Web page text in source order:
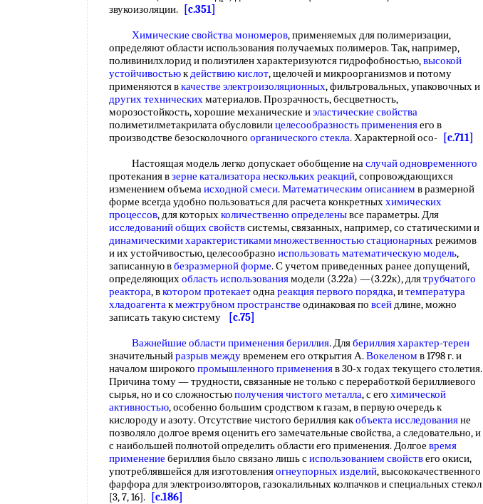
звукоизоляции.
[c.351]
Химические свойства мономеров, применяемых для полимеризации,
определяют области использования получаемых полимеров. Так, например,
поливинилхлорид и полиэтилен характеризуются гидрофобностью,высокой
устойчивостьюкдействию кислот, щелочей и микроорганизмов и потому
применяются вкачестве электроизоляционных, фильтровальных, упаковочных и
других техническихматериалов. Прозрачность, бесцветность,
морозостойкость, хорошие механические иэластические свойства
полиметилметакрилата обусловилицелесообразность примененияего в
производстве безосколочного органического стекла. Характерной осо-
[c.711]
Настоящая модель легко допускает обобщение наслучай одновременного
протекания взерне катализаторанескольких реакций, сопровождающихся
изменением объемаисходной смеси.Математическим описанием в размерной
форме всегда удобно пользоваться для расчета конкретныххимических
процессов, для которыхколичественно определенывсе параметры. Для
исследований общих свойствсистемы, связанных, например, со статическими и
динамическими характеристикамимножественностью стационарныхрежимов
и их устойчивостью, целесообразно использовать математическую модель,
записанную вбезразмерной форме. С учетом приведенных ранее допущений,
определяющихобласть использованиямодели (3.22а) —(3.22к), длятрубчатого
реактора, вкотором протекаетоднареакция первого порядка, итемпература
хладоагентакмежтрубном пространстве одинаковая по всейдлине, можно
записать такую систему
[c.75]
Важнейшие области применения бериллия. Длябериллия характер-терен
значительныйразрыв междувременем его открытия А.Вокеленом в 1798 г. и
началом широкого промышленного примененияв 30-х годах текущего столетия.
Причина тому — трудности, связанные не только с переработкой бериллиевого
сырья, но и со сложностьюполучения чистого металла, с его химической
активностью, особенно большим сродством к газам, в первую очередь к
кислороду и азоту. Отсутствие чистого бериллия какобъекта исследованияне
позволяло долгое время оценить его замечательные свойства, а следовательно, и
с наибольшей полнотой определить области его применения. Долгое время
применение бериллия было связано лишь сиспользованием свойствего окиси,
употреблявшейся для изготовленияогнеупорных изделий, высококачественного
фарфора для электроизоляторов, газокалильных колпачков и специальных стекол
[3, 7, 16].
[c.186]